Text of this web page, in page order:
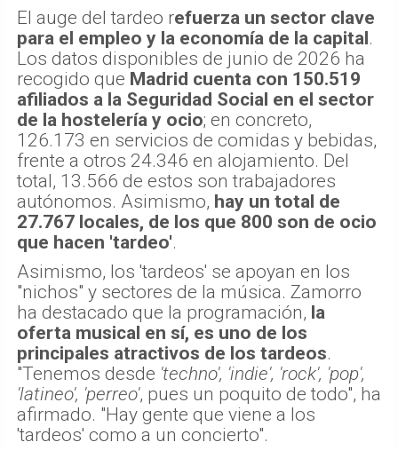
El auge del tardeo refuerza un sector clave
para el empleo y la economía de la capital.
Los datos disponibles de junio de 2026 ha
recogido que Madrid cuenta con 150.519
afiliados a la Seguridad Social en el sector
de la hostelería y ocio; en concreto,
126.173 en servicios de comidas y bebidas,
frente a otros 24.346 en alojamiento. Del
total, 13.566 de estos son trabajadores
autónomos. Asimismo, hay un total de
27.767 locales, de los que 800 son de ocio
que hacen 'tardeo'.
Asimismo, los 'tardeos' se apoyan en los
"nichos" y sectores de la música. Zamorro
ha destacado que la programación, la
oferta musical en sí, es uno de los
principales atractivos de los tardeos.
"Tenemos desde 'techno', 'indie', 'rock', 'pop',
'latineo', 'perreo', pues un poquito de todo", ha
afirmado. "Hay gente que viene a los
'tardeos' como a un concierto".